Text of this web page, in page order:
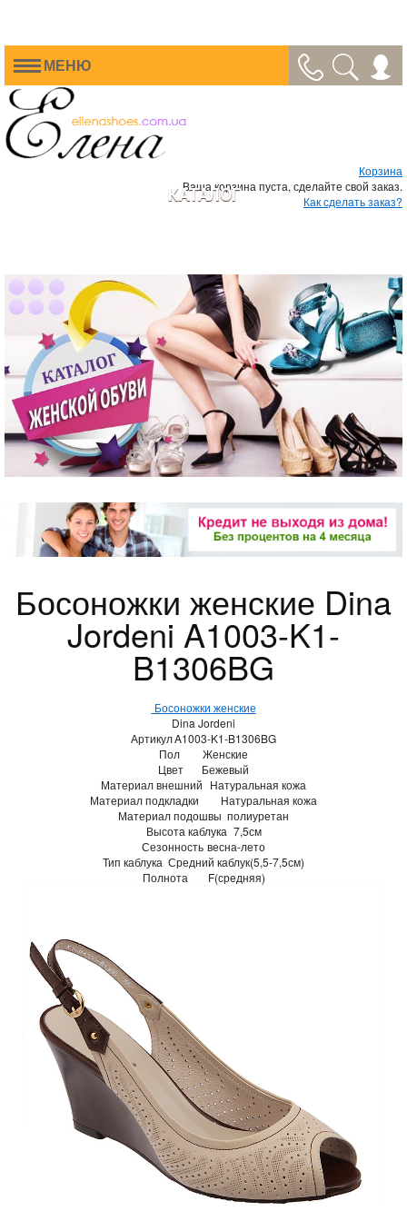
МЕНЮ
Корзина
Ваша корзина пуста, сделайте свой заказ.
Как сделать заказ?
КАТАЛОГ
Босоножки женские Dina
Jordeni A1003-K1-
B1306BG
Босоножки женские
Dina Jordeni
АртикулA1003-K1-B1306BG
Пол
Женские
Цвет
Бежевый
Материал внешний Натуральная кожа
Материал подкладки
Натуральная кожа
Материал подошвы полиуретан
Высота каблука 7,5см
Сезонность весна-лето
Тип каблука Средний каблук(5,5-7,5см)
Полнота
F(средняя)